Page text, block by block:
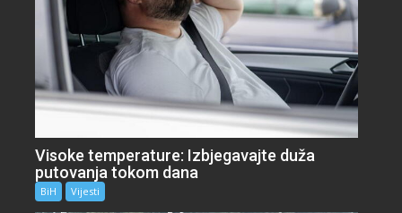
Visoke temperature: Izbjegavajte duža
putovanja tokom dana
BiH Vijesti